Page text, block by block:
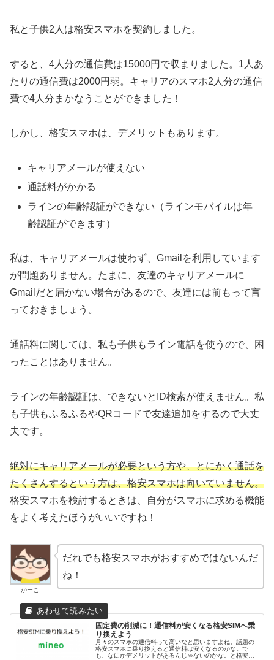
私と子供2人は格安スマホを契約しました。
すると、4人分の通信費は15000円で収まりました。1人あ
たりの通信費は2000円弱。キャリアのスマホ2人分の通信
費で4人分まかなうことができました！
しかし、格安スマホは、デメリットもあります。
キャリアメールが使えない
通話料がかかる
ラインの年齢認証ができない（ラインモバイルは年
齢認証ができます）
私は、キャリアメールは使わず、Gmailを利用しています
が問題ありません。たまに、友達のキャリアメールに
Gmailだと届かない場合があるので、友達には前もって言
っておきましょう。
通話料に関しては、私も子供もライン電話を使うので、困
ったことはありません。
ラインの年齢認証は、できないとID検索が使えません。私
も子供もふるふるやQRコードで友達追加をするので大丈
夫です。
絶対にキャリアメールが必要という方や、とにかく通話を
たくさんするという方は、格安スマホは向いていません。
格安スマホを検討するときは、自分がスマホに求める機能
をよく考えたほうがいいですね！
かーこ
だれでも格安スマホがおすすめではないんだ
ね！
固定費の削減に！通信料が安くなる格安SIMへ乗
り換えよう
月々のスマホの通信料って高いなと思いますよね。話題の
格安スマホに乗り換えると通信料は安くなるのかな。で
も、なにかデメリットがあるんじゃないのかな。と格安